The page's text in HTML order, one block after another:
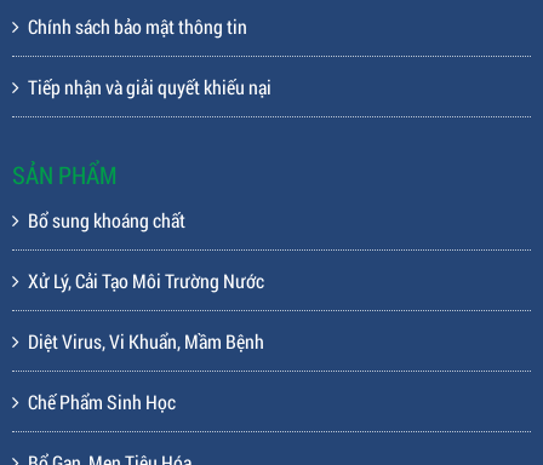
Chính sách bảo mật thông tin
Tiếp nhận và giải quyết khiếu nại
SẢN PHẨM
Bổ sung khoáng chất
Xử Lý, Cải Tạo Môi Trường Nước
Diệt Virus, Vi Khuẩn, Mầm Bệnh
Chế Phẩm Sinh Học